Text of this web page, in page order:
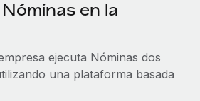
en la
ejecuta Nóminas dos
una plataforma basada